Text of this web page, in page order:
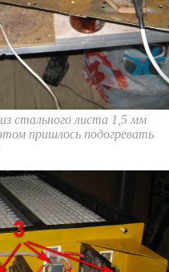
стального листа 1,5 мм
пришлось подогревать